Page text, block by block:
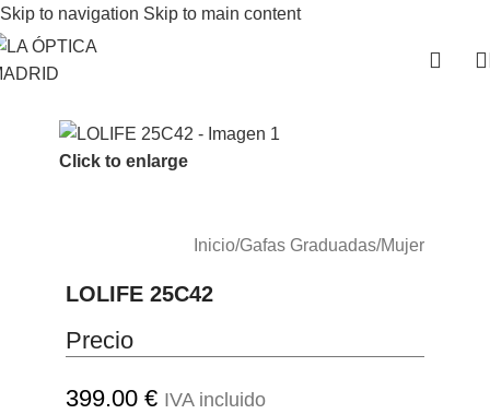
Skip to navigation Skip to main content
Click to enlarge
Inicio/Gafas Graduadas/Mujer
LOLIFE 25C42
Precio
399.00 € IVA incluido